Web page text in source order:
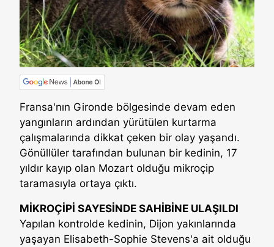
Fransa'nın Gironde bölgesinde devam eden
yangınların ardından yürütülen kurtarma
çalışmalarında dikkat çeken bir olay yaşandı.
Gönüllüler tarafından bulunan bir kedinin, 17
yıldır kayıp olan Mozart olduğu mikroçip
taramasıyla ortaya çıktı.
MİKROÇİPİ SAYESİNDE SAHİBİNE ULAŞILDI
Yapılan kontrolde kedinin, Dijon yakınlarında
yaşayan Elisabeth-Sophie Stevens'a ait olduğu